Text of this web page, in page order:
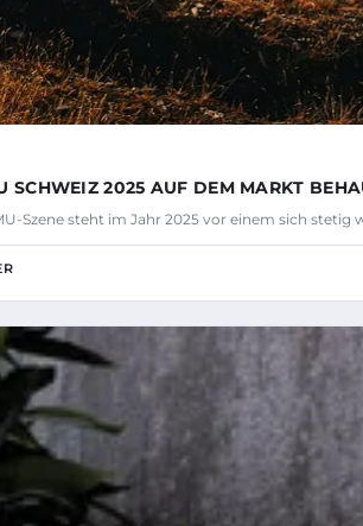
SCHWEIZ 2025 AUF DEM MARKT
Szene steht im Jahr 2025 vor einem sich